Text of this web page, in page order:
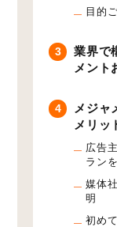
目的
3
業界で
メント
4
メジャ
メリッ
広告
ラン
媒体
明
初め